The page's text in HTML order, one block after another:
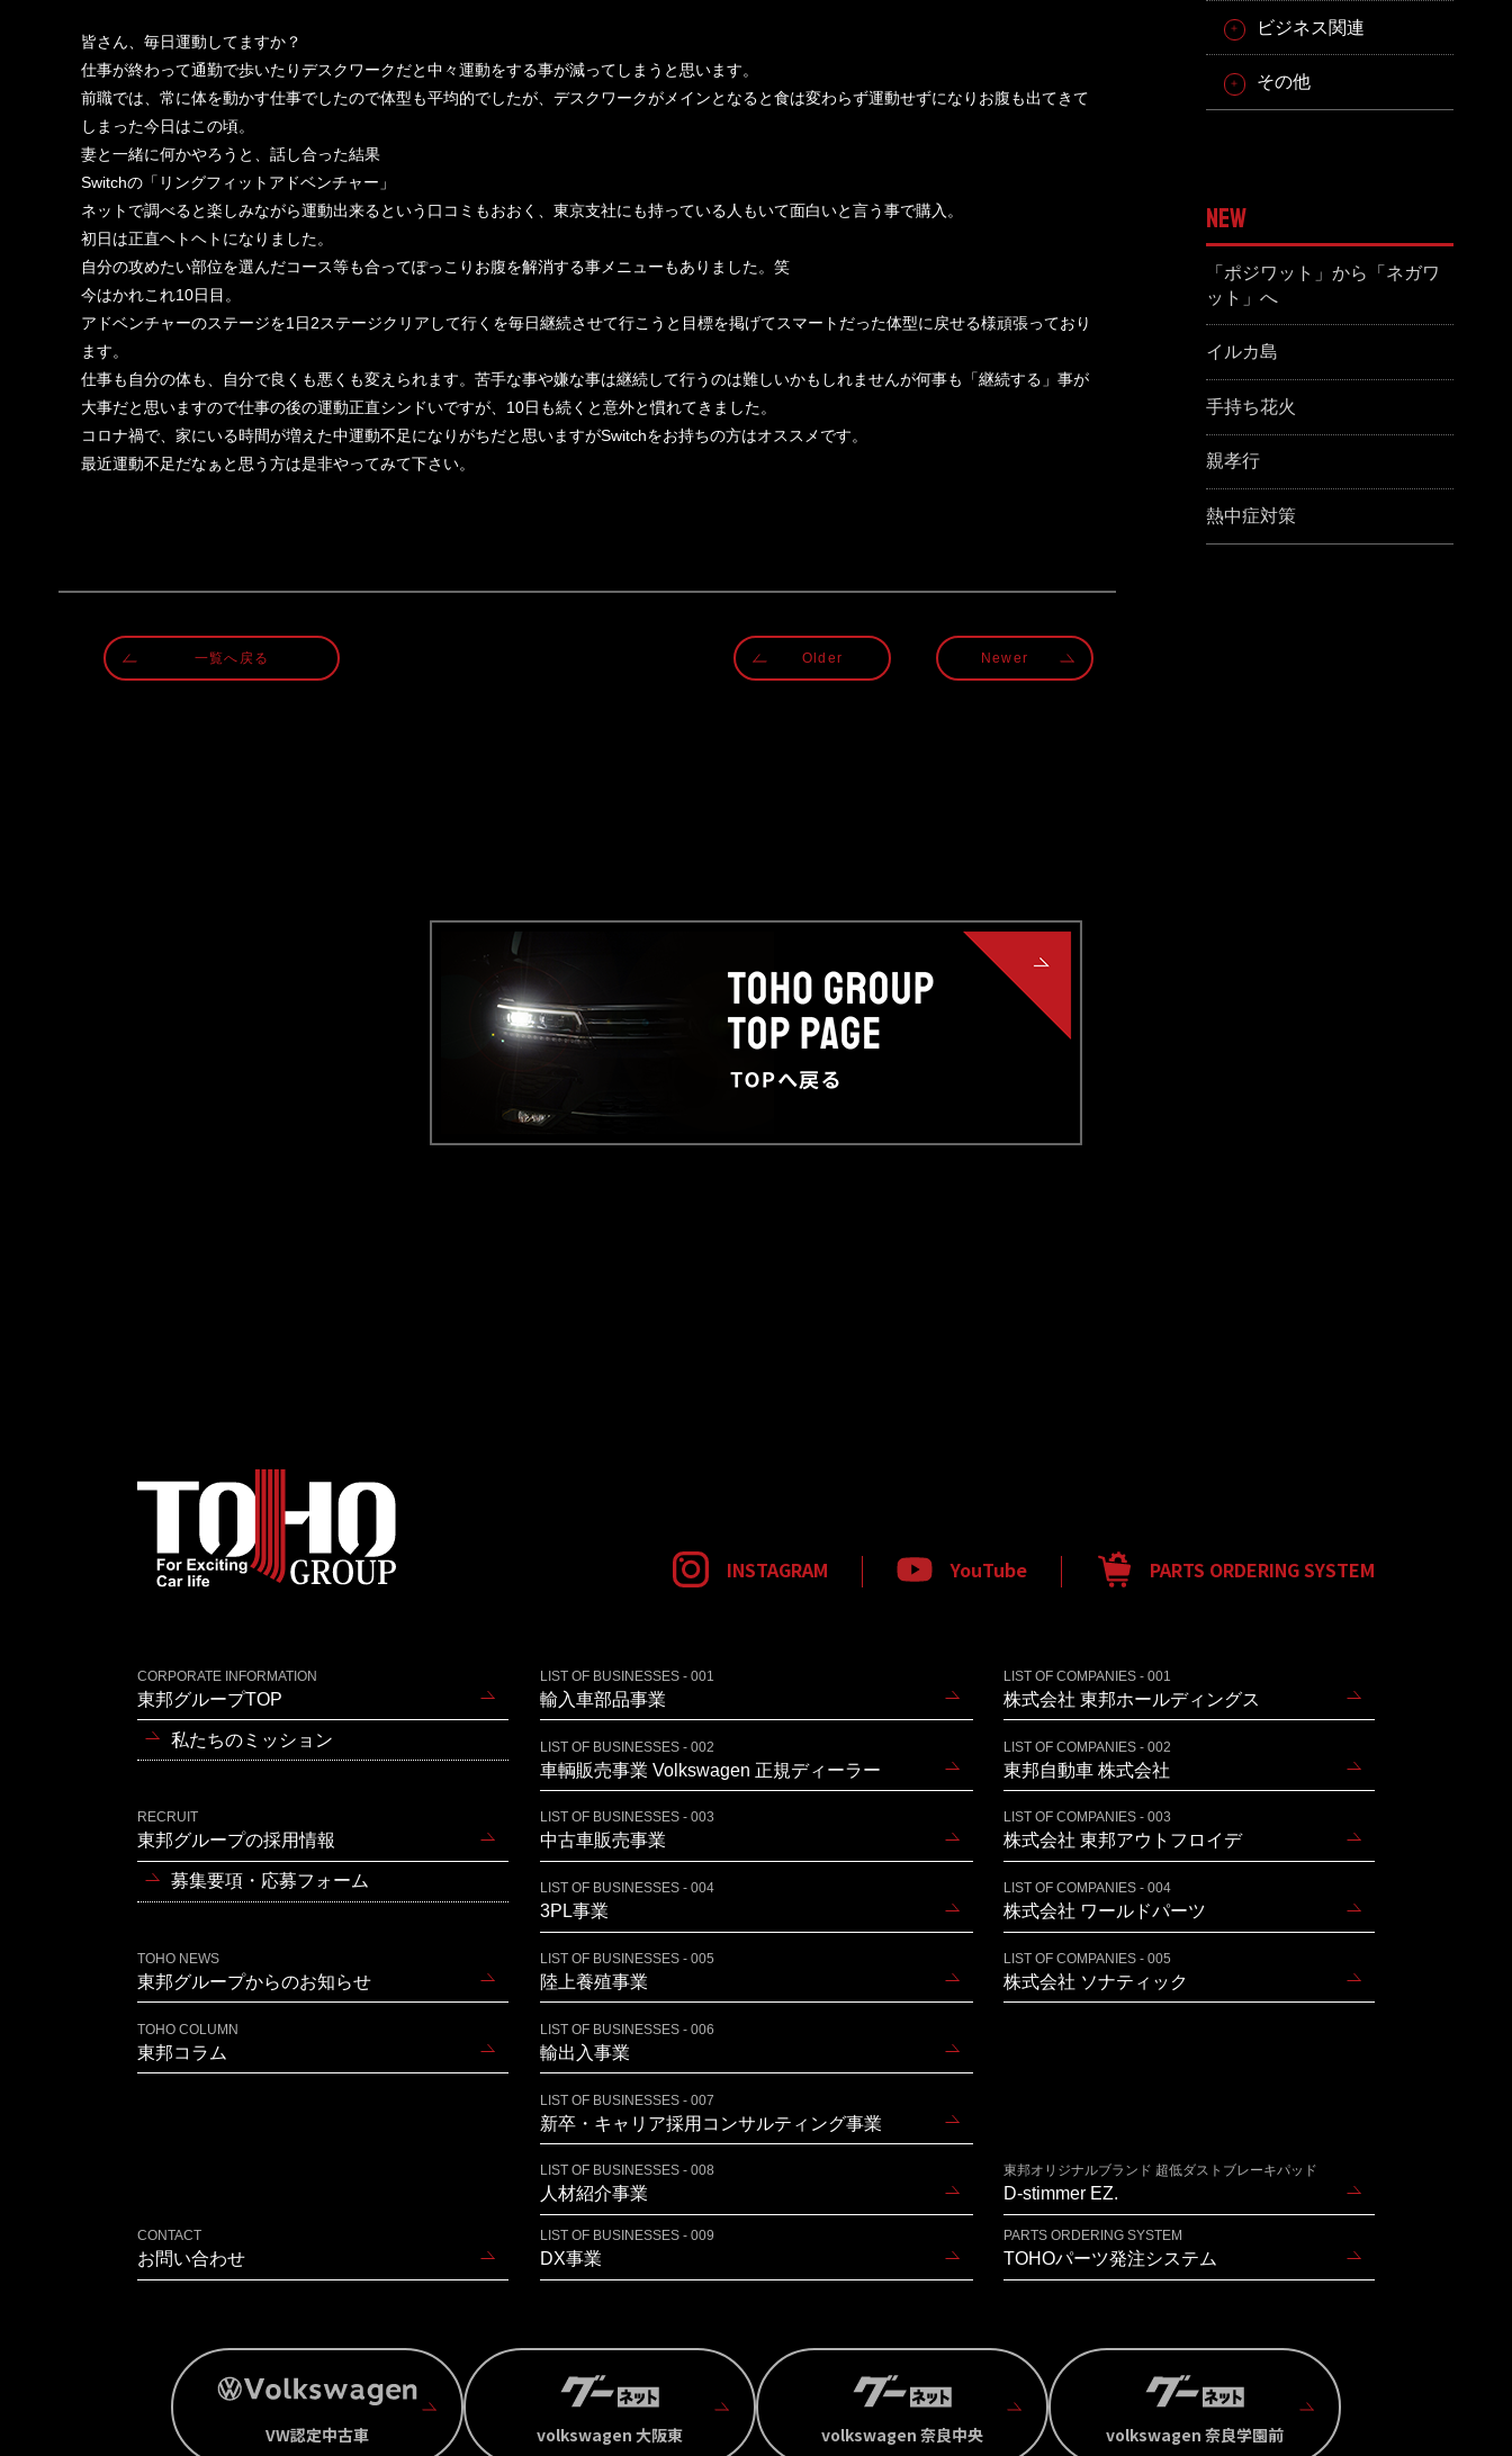
皆さん、毎日運動してますか？
仕事が終わって通勤で歩いたりデスクワークだと中々運動をする事が減ってしまうと思います。
前職では、常に体を動かす仕事でしたので体型も平均的でしたが、デスクワークがメインとなると食は変わらず運動せずになりお腹も出てきて
しまった今日はこの頃。
妻と一緒に何かやろうと、話し合った結果
Switchの「リングフィットアドベンチャー」
ネットで調べると楽しみながら運動出来るという口コミもおおく、東京支社にも持っている人もいて面白いと言う事で購入。
初日は正直ヘトヘトになりました。
自分の攻めたい部位を選んだコース等も合ってぽっこりお腹を解消する事メニューもありました。笑
今はかれこれ10日目。
アドベンチャーのステージを1日2ステージクリアして行くを毎日継続させて行こうと目標を掲げてスマートだった体型に戻せる様頑張っており
ます。
仕事も自分の体も、自分で良くも悪くも変えられます。苦手な事や嫌な事は継続して行うのは難しいかもしれませんが何事も「継続する」事が
大事だと思いますので仕事の後の運動正直シンドいですが、10日も続くと意外と慣れてきました。
コロナ禍で、家にいる時間が増えた中運動不足になりがちだと思いますがSwitchをお持ちの方はオススメです。
最近運動不足だなぁと思う方は是非やってみて下さい。
一覧へ戻る Older Newer
ビジネス関連
その他
NEW
「ポジワット」から「ネガワ
ット」へ
イルカ島
手持ち花火
親孝行
熱中症対策
INSTAGRAM YouTube PARTS ORDERING SYSTEM
CORPORATE INFORMATION
東邦グループTOP
私たちのミッション
RECRUIT
東邦グループの採用情報
募集要項・応募フォーム
TOHO NEWS
東邦グループからのお知らせ
TOHO COLUMN
東邦コラム
CONTACT
お問い合わせ
LIST OF BUSINESSES - 001
輸入車部品事業
LIST OF BUSINESSES - 002
車輌販売事業 Volkswagen 正規ディーラー
LIST OF BUSINESSES - 003
中古車販売事業
LIST OF BUSINESSES - 004
3PL事業
LIST OF BUSINESSES - 005
陸上養殖事業
LIST OF BUSINESSES - 006
輸出入事業
LIST OF BUSINESSES - 007
新卒・キャリア採用コンサルティング事業
LIST OF BUSINESSES - 008
人材紹介事業
LIST OF BUSINESSES - 009
DX事業
LIST OF COMPANIES - 001
株式会社 東邦ホールディングス
LIST OF COMPANIES - 002
東邦自動車 株式会社
LIST OF COMPANIES - 003
株式会社 東邦アウトフロイデ
LIST OF COMPANIES - 004
株式会社 ワールドパーツ
LIST OF COMPANIES - 005
株式会社 ソナティック
東邦オリジナルブランド 超低ダストブレーキパッド
D-stimmer EZ.
PARTS ORDERING SYSTEM
TOHOパーツ発注システム
VW認定中古車 volkswagen 大阪東 volkswagen 奈良中央 volkswagen 奈良学園前